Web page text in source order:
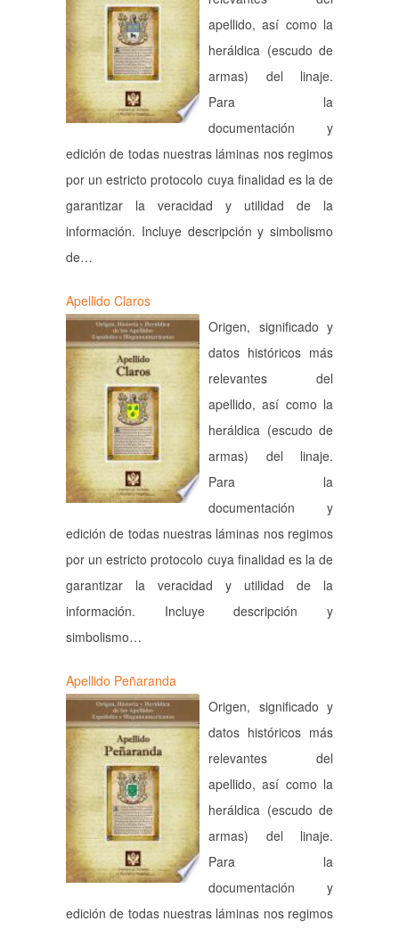
apellido, así como la
heráldica (escudo de
armas) del linaje.
Para la
documentación y
edición de todas nuestras láminas nos regimos
por un estricto protocolo cuya finalidad es la de
garantizar la veracidad y utilidad de la
información. Incluye descripción y simbolismo
de…
Apellido Claros
Origen, significado y
datos históricos más
relevantes del
apellido, así como la
heráldica (escudo de
armas) del linaje.
Para la
documentación y
edición de todas nuestras láminas nos regimos
por un estricto protocolo cuya finalidad es la de
garantizar la veracidad y utilidad de la
información. Incluye descripción y
simbolismo…
Apellido Peñaranda
Origen, significado y
datos históricos más
relevantes del
apellido, así como la
heráldica (escudo de
armas) del linaje.
Para la
documentación y
edición de todas nuestras láminas nos regimos